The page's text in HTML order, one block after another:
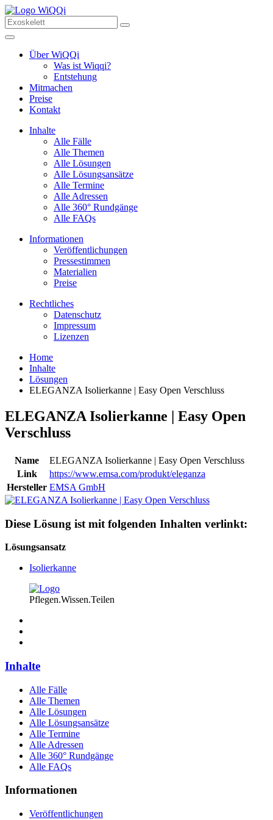
Über WiQQi
Was ist Wiqqi?
Entstehung
Mitmachen
Preise
Kontakt
Inhalte
Alle Fälle
Alle Themen
Alle Lösungen
Alle Lösungsansätze
Alle Termine
Alle Adressen
Alle 360° Rundgänge
Alle FAQs
Informationen
Veröffentlichungen
Pressestimmen
Materialien
Preise
Rechtliches
Datenschutz
Impressum
Lizenzen
Home
Inhalte
Lösungen
ELEGANZA Isolierkanne | Easy Open Verschluss
ELEGANZA Isolierkanne | Easy Open
Verschluss
Name
ELEGANZA Isolierkanne | Easy Open Verschluss
Link
https://www.emsa.com/produkt/eleganza
Hersteller EMSA GmbH
Diese Lösung ist mit folgenden Inhalten verlinkt:
Lösungsansatz
Isolierkanne
Pflegen.Wissen.Teilen
Inhalte
Alle Fälle
Alle Themen
Alle Lösungen
Alle Lösungsansätze
Alle Termine
Alle Adressen
Alle 360° Rundgänge
Alle FAQs
Informationen
Veröffentlichungen